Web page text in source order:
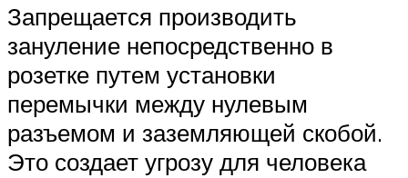
Запрещается производить
зануление непосредственно в
розетке путем установки
перемычки между нулевым
разъемом и заземляющей скобой.
Это создает угрозу для человека